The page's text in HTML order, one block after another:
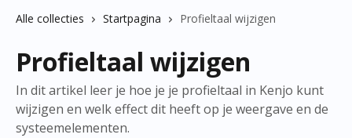
Alle collecties Startpagina Profieltaal wijzigen
Profieltaal wijzigen
In dit artikel leer je hoe je je profieltaal in Kenjo kunt
wijzigen en welk effect dit heeft op je weergave en de
systeemelementen.